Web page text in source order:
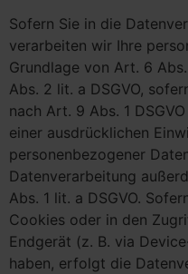
Sofern Sie in die
verarbeiten wir Ihre
Grundlage von Art. 6
Abs. 2 lit. a DSGVO,
nach Art. 9 Abs. 1
einer ausdrücklichen
personenbezogener
Datenverarbeitung
Abs. 1 lit. a DSGVO.
Cookies oder in den
Endgerät (z. B. via
haben, erfolgt die